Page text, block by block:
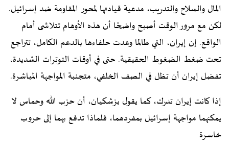
المال والسلاح والتدريب، مدعية قيادتها لمحور المقاومة ضد إسرائيل.
لكن مع مرور الوقت أصبح واضحًا أن هذه الأوهام تتلاشى أمام
الواقع. إن إيران، التي طالما وعدت حلفاءها بالدعم الكامل، تتراجع
تحت ضغط الضغوط الحقيقية. حتى في أوقات التوترات الشديدة،
تفضل إيران أن تظل في الصف الخلفي، متجنبة المواجهة المباشرة.
إذا كانت إيران تدرك، كما يقول بزشكيان، أن حزب الله وحماس لا
يمكنهما مواجهة إسرائيل بمفردهما، فلماذا تدفع بهما إلى حروب
خاسرة